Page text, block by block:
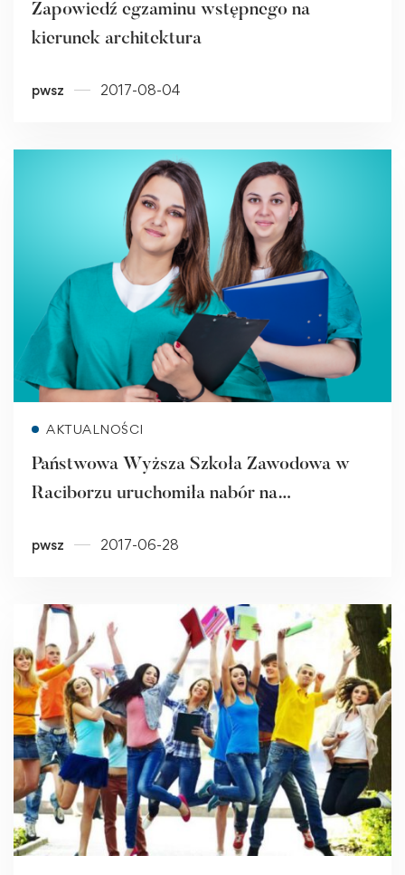
Zapowiedź egzaminu wstępnego na
kierunek architektura
pwsz 2017-08-04
AKTUALNOŚCI
Państwowa Wyższa Szkoła Zawodowa w
Raciborzu uruchomiła nabór na
pwsz 2017-06-28